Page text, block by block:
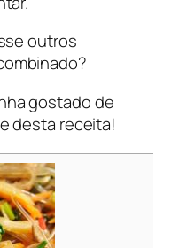
outros
gostado de
desta receita!